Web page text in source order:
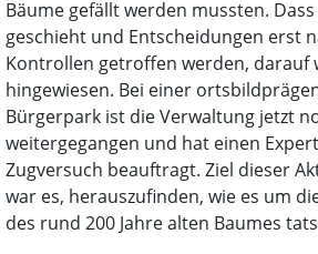
Bäume gefällt werden mussten.
geschieht und Entscheidungen erst
Kontrollen getroffen werden, darauf
hingewiesen. Bei einer
Bürgerpark ist die Verwaltung jetzt
weitergegangen und hat einen
Zugversuch beauftragt. Ziel dieser
war es, herauszufinden, wie es um
des rund 200 Jahre alten Baumes